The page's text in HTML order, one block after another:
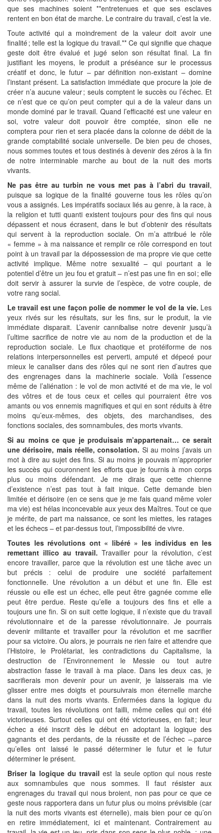
que ses machines soient **entretenues et que ses esclaves
rentent en bon état de marche. Le contraire du travail, c’est la vie.
Toute activité qui a moindrement de la valeur doit avoir une
finalité ; telle est la logique du travail.** Ce qui signifie que chaque
geste doit être évalué et jugé selon son résultat final. La fin
justifiant les moyens, le produit a préséance sur le processus
créatif et donc, le futur – par définition non-existant – domine
l’instant présent. La satisfaction immédiate que procure la joie de
créer n’a aucune valeur ; seuls comptent le succès ou l’échec. Et
ce n’est que ce qu’on peut compter qui a de la valeur dans un
monde dominé par le travail. Quand l’efficacité est une valeur en
soi, votre valeur doit pouvoir être comptée, sinon elle ne
comptera pour rien et sera placée dans la colonne de débit de la
grande comptabilité sociale universelle. De bien peu de choses,
nous sommes toutes et tous destinés à devenir des zéros à la fin
de notre interminable marche au bout de la nuit des morts
vivants.
Ne pas être au turbin ne vous met pas à l’abri du travail,
puisque sa logique de la finalité gouverne tous les rôles qu’on
vous a assignés. Les impératifs sociaux liés au genre, à la race, à
la religion et tutti quanti existent toujours pour des fins qui nous
dépassent et nous écrasent, dans le but d’obtenir des résultats
qui servent à la reproduction sociale. On m’a attribué le rôle
« femme » à ma naissance et remplir ce rôle correspond en tout
point à un travail par la dépossession de ma propre vie que cette
activité implique. Même notre sexualité – qui pourtant a le
potentiel d’être un jeu fou et gratuit – n’est pas une fin en soi ; elle
doit servir à assurer la survie de l’espèce, de votre couple, de
votre rang social.
Le travail est une façon polie de nommer le vol de la vie. Les
yeux rivés sur les résultats, sur les fins, sur le produit, la vie
immédiate disparait. L’avenir cannibalise notre devenir jusqu’à
l’ultime sacrifice de notre vie au nom de la production et de la
reproduction sociale. Le flux chaotique et protéiforme de nos
relations interpersonnelles est perverti, amputé et dépecé pour
mieux le canaliser dans des rôles qui ne sont rien d’autres que
des engrenages dans la machinerie sociale. Voilà l’essence
même de l’aliénation : le vol de mon activité et de ma vie, le vol
des vôtres et de tous ceux et celles qui pourraient être vos
amants ou vos ennemis magnifiques et qui en sont réduits à être
moins qu’eux-mêmes, des objets, des marchandises, des
fonctions sociales, des somnambules, des morts vivants.
Si au moins ce que je produisais m’appartenait… ce serait
une dérisoire, mais réelle, consolation. Si au moins j’avais un
mot à dire au sujet des fins. Si au moins je pouvais m’approprier
les succès qui couronnent les efforts que je fournis à mon corps
plus ou moins défendant. Je me dirais que cette chienne
d’existence n’est pas tout à fait inique. Cette demande bien
limitée et dérisoire (en ce sens que je me fais quand même voler
ma vie) est hélas inconcevable aux yeux des Maîtres. Tout ce que
je mérite, de part ma naissance, ce sont les miettes, les ratages
et les échecs – et par-dessus tout, l’impossibilité de vivre.
Toutes les révolutions ont « libéré » les individus en les
remettant illico au travail. Travailler pour la révolution, c’est
encore travailler, parce que la révolution est une tâche avec un
but précis : celui de produire une société parfaitement
fonctionnelle. Une révolution a un début et une fin. Elle est
réussie ou elle est un échec, elle peut être gagnée comme elle
peut être perdue. Reste qu’elle a toujours des fins et elle a
toujours une fin. Si on suit cette logique, il n’existe que du travail
révolutionnaire et de la paresse révolutionnaire. Je pourrais
devenir militante et travailler pour la révolution et me sacrifier
pour sa victoire. Ou alors, je pourrais ne rien faire et attendre que
l’Histoire, le Prolétariat, les contradictions du Capitalisme, la
destruction de l’Environnement le Messie ou tout autre
abstraction fasse le travail à ma place. Dans les deux cas, je
sacrifierais mon devenir pour un avenir, je laisserais ma vie
glisser entre mes doigts et poursuivrais mon éternelle marche
dans la nuit des morts vivants. Enfermées dans la logique du
travail, toutes les révolutions ont failli, même celles qui ont été
victorieuses. Surtout celles qui ont été victorieuses, en fait ; leur
échec a été inscrit dès le début en adoptant la logique des
gagnants et des perdants, de la réussite et de l’échec –.parce
qu’elles ont laissé le passé déterminer le futur et le futur
déterminer le présent.
Briser la logique du travail est la seule option qui nous reste
aux somnambules que nous sommes. Il faut résister aux
engrenages du travail qui nous broient, non pas pour ce que ce
geste nous rapportera dans un futur plus ou moins prévisible (car
la nuit des morts vivants est éternelle), mais bien pour ce qu’on
en retire immédiatement, ici et maintenant. Contrairement au